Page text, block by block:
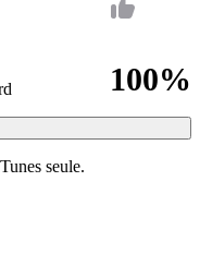
100%
seule.